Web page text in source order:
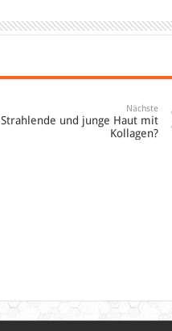
Nächste
Strahlende und junge Haut mit
Kollagen?